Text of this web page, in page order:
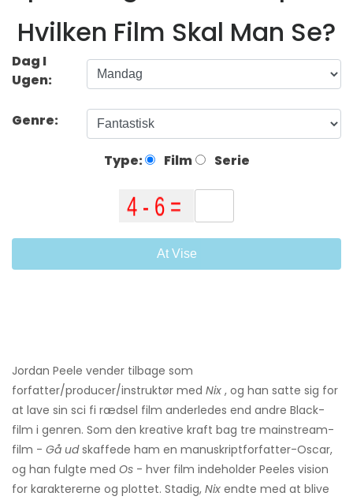
Hvilken Film Skal Man Se?
Dag I
Ugen:
Genre:
Type: Film Serie
At Vise
Jordan Peele vender tilbage som
forfatter/producer/instruktør med Nix , og han satte sig for
at lave sin sci fi rædsel film anderledes end andre Black-
film i genren. Som den kreative kraft bag tre mainstream-
film - Gå udskaffede ham en manuskriptforfatter-Oscar,
og han fulgte med Os - hver film indeholder Peeles vision
for karaktererne og plottet. Stadig, Nix endte med at blive